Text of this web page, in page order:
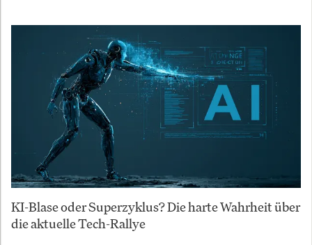
KI-Blase oder Superzyklus? Die harte Wahrheit über
die aktuelle Tech-Rallye